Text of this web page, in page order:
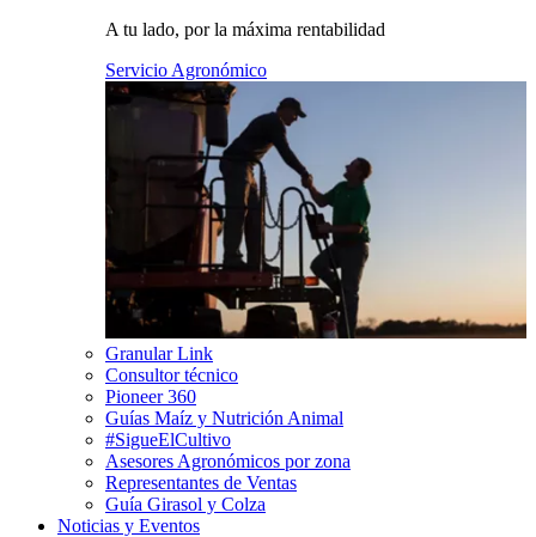
A tu lado, por la máxima rentabilidad
Servicio Agronómico
Granular Link
Consultor técnico
Pioneer 360
Guías Maíz y Nutrición Animal
#SigueElCultivo
Asesores Agronómicos por zona
Representantes de Ventas
Guía Girasol y Colza
Noticias y Eventos